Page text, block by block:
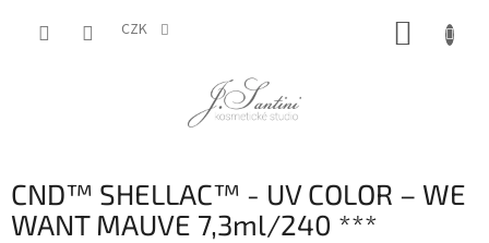
CZK
CND™ SHELLAC™ - UV COLOR – WE
WANT MAUVE 7,3ml/240 ***